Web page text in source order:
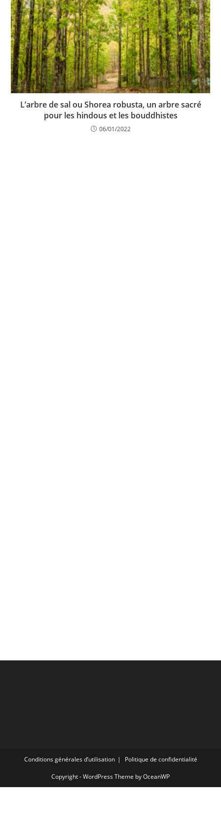
L’arbre de sal ou Shorea robusta, un arbre sacré
pour les hindous et les bouddhistes
06/01/2022
Conditions générales d’utilisation Politique de confidentialité
Copyright - WordPress Theme by OceanWP